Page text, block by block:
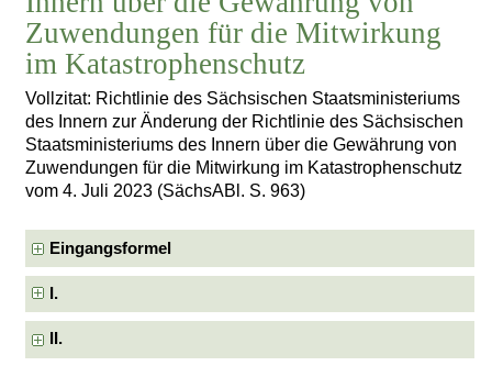
Zuwendungen für die Mitwirkung
im Katastrophenschutz
Vollzitat: Richtlinie des Sächsischen Staatsministeriums
des Innern zur Änderung der Richtlinie des Sächsischen
Staatsministeriums des Innern über die Gewährung von
Zuwendungen für die Mitwirkung im Katastrophenschutz
vom 4. Juli 2023 (SächsABl. S. 963)
Eingangsformel
I.
II.